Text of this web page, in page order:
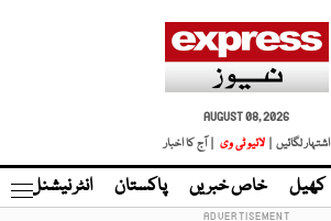
AUGUST 08, 2026
اشتہار لگائیں |
لائیو ٹی وی | آج کا اخبار
کھیل خاص خبریں پاکستان انٹر نیشنل